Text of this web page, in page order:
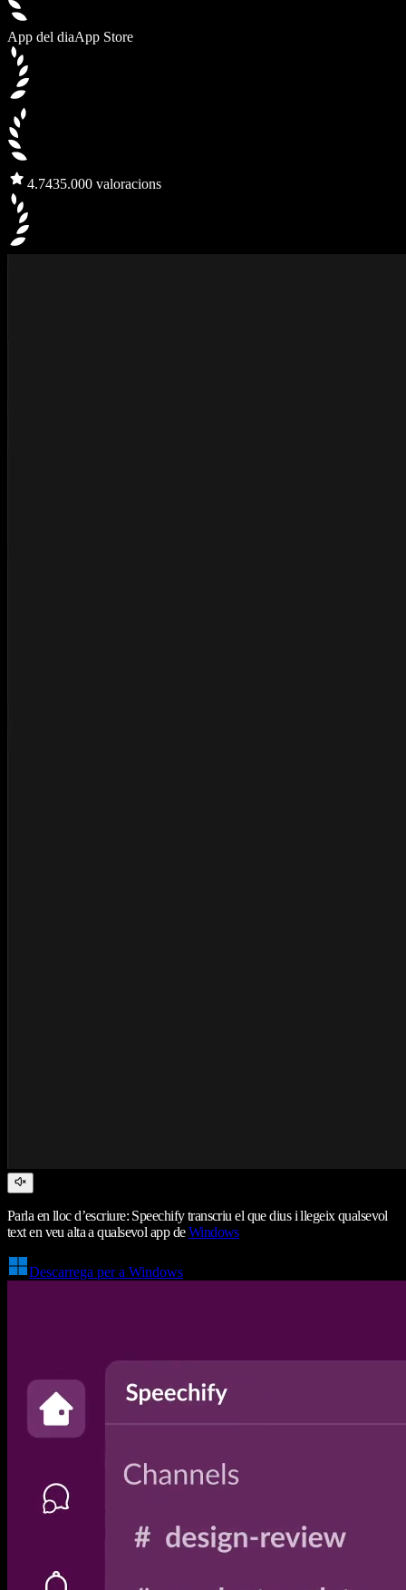
App del diaApp Store
4.7435.000 valoracions
Parla en lloc d’escriure: Speechify transcriu el que dius i llegeix qualsevol
text en veu alta a qualsevol app deWindows
Descarrega per a Windows